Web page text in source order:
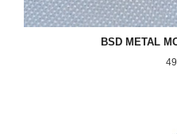
BSD METAL